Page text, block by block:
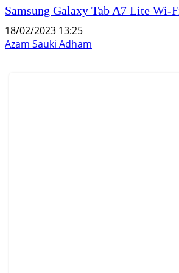
Samsung Galaxy Tab A7 Lite Wi-
18/02/2023 13:25
Azam Sauki Adham